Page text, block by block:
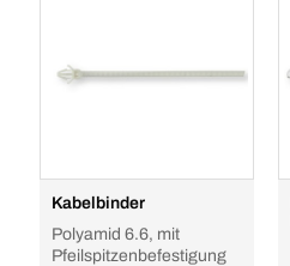
Kabelbinder
Polyamid 6.6, mit
Pfeilspitzenbefestigung